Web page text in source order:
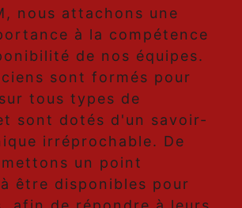
nous attachons une
à la compétence
de nos équipes.
sont formés pour
tous types de
sont dotés d'un savoir-
irréprochable. De
un point
être disponibles pour